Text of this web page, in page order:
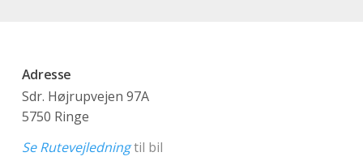
Adresse
Sdr. Højrupvejen 97A
5750 Ringe
Se Rutevejledningtil bil